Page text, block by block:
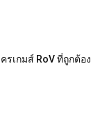
รเกมส์ RoV ที่ถูกต้อง